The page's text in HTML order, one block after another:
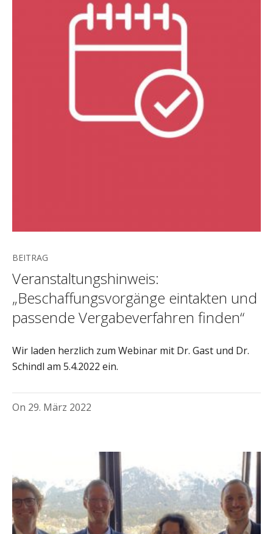
BEITRAG
Veranstaltungshinweis:
„Beschaffungsvorgänge eintakten und
passende Vergabeverfahren finden“
Wir laden herzlich zum Webinar mit Dr. Gast und Dr.
Schindl am 5.4.2022 ein.
On 29. März 2022